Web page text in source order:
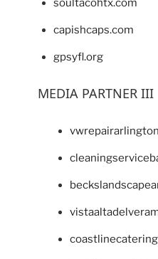
soultacohtx.com
capishcaps.com
gpsyfl.org
MEDIA PARTNER III